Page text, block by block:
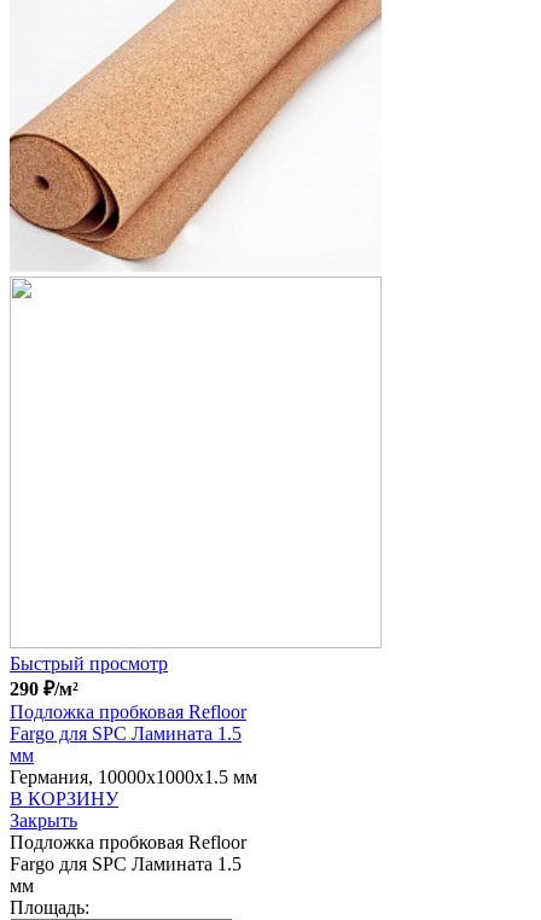
Быстрый просмотр
290 ₽/м²
Подложка пробковая Refloor
Fargo для SPC Ламината 1.5
мм
Германия, 10000x1000x1.5 мм
В КОРЗИНУ
Закрыть
Подложка пробковая Refloor
Fargo для SPC Ламината 1.5
мм
Площадь: